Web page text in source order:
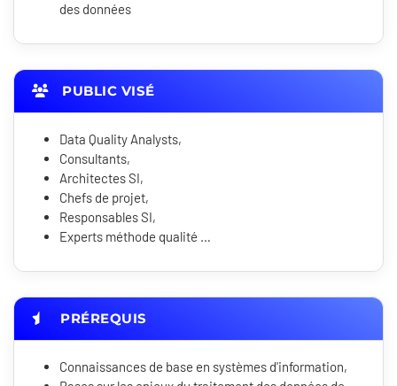
des données
PUBLIC VISÉ
Data Quality Analysts,
Consultants,
Architectes SI,
Chefs de projet,
Responsables SI,
Experts méthode qualité …
PRÉREQUIS
Connaissances de base en systèmes d'information,